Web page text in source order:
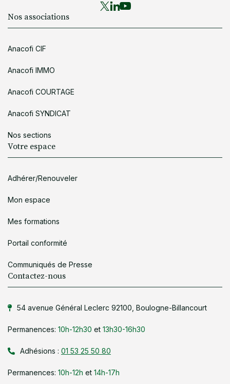
Nos associations
Anacofi CIF
Anacofi IMMO
Anacofi COURTAGE
Anacofi SYNDICAT
Nos sections
Votre espace
Adhérer/Renouveler
Mon espace
Mes formations
Portail conformité
Communiqués de Presse
Contactez-nous
54 avenue Général Leclerc 92100, Boulogne-Billancourt
Permanences: 10h-12h30 et 13h30-16h30
Adhésions : 01 53 25 50 80
Permanences: 10h-12h et 14h-17h